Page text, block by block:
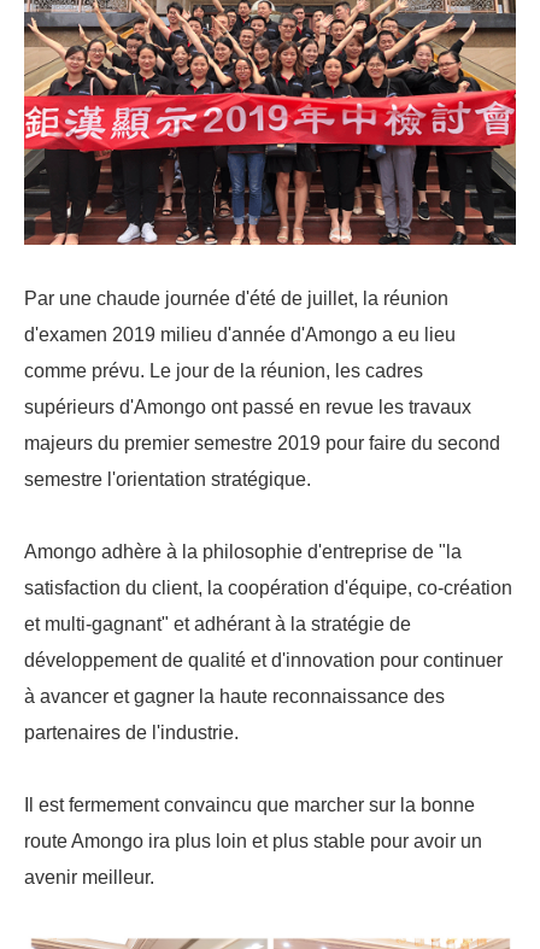
Par une chaude journée d'été de juillet, la réunion
d'examen 2019 milieu d'année d'Amongo a eu lieu
comme prévu. Le jour de la réunion, les cadres
supérieurs d'Amongo ont passé en revue les travaux
majeurs du premier semestre 2019 pour faire du second
semestre l'orientation stratégique.
Amongo adhère à la philosophie d'entreprise de "la
satisfaction du client, la coopération d'équipe, co-création
et multi-gagnant" et adhérant à la stratégie de
développement de qualité et d'innovation pour continuer
à avancer et gagner la haute reconnaissance des
partenaires de l'industrie.
Il est fermement convaincu que marcher sur la bonne
route Amongo ira plus loin et plus stable pour avoir un
avenir meilleur.